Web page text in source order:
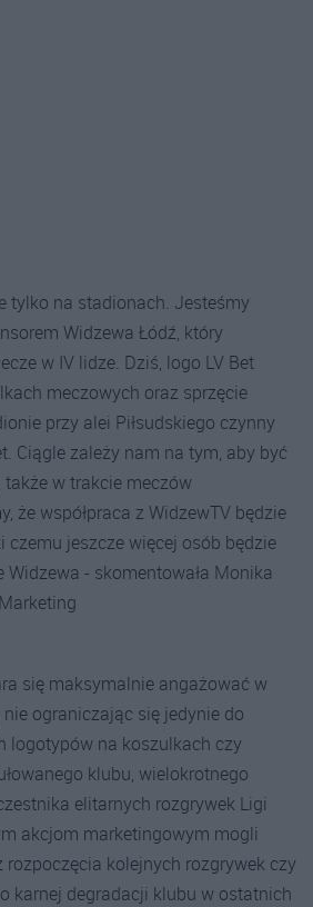
tylko na stadionach. Jesteśmy
Widzewa Łódź, który
w IV lidze. Dziś, logo LV Bet
meczowych oraz sprzęcie
przy alei Piłsudskiego czynny
Ciągle zależy nam na tym, aby być
w trakcie meczów
że współpraca z WidzewTV będzie
czemu jeszcze więcej osób będzie
Widzewa - skomentowała Monika
się maksymalnie angażować w
ograniczając się jedynie do
logotypów na koszulkach czy
klubu, wielokrotnego
elitarnych rozgrywek Ligi
akcjom marketingowym mogli
rozpoczęcia kolejnych rozgrywek czy
karnej degradacji klubu w ostatnich